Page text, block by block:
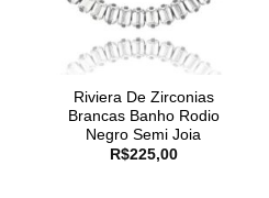
Riviera De Zirconias
Brancas Banho Rodio
Negro Semi Joia
R$225,00